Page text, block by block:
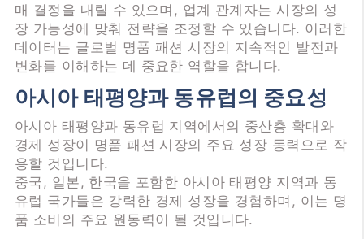
매 결정을 내릴 수 있으며, 업계 관계자는 시장의 성
장 가능성에 맞춰 전략을 조정할 수 있습니다. 이러한
데이터는 글로벌 명품 패션 시장의 지속적인 발전과
변화를 이해하는 데 중요한 역할을 합니다.
아시아 태평양과 동유럽의 중요성
아시아 태평양과 동유럽 지역에서의 중산층 확대와
경제 성장이 명품 패션 시장의 주요 성장 동력으로 작
용할 것입니다.
중국, 일본, 한국을 포함한 아시아 태평양 지역과 동
유럽 국가들은 강력한 경제 성장을 경험하며, 이는 명
품 소비의 주요 원동력이 될 것입니다.